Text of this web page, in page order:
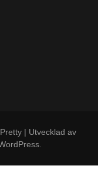
| Utvecklad av